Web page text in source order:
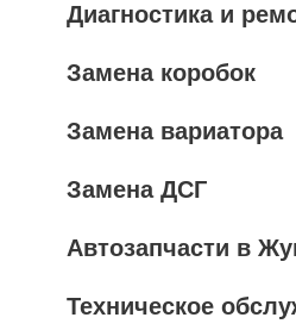
Диагностика и
Замена коробок
Замена вариатора
Замена ДСГ
Автозапчасти в
Техническое